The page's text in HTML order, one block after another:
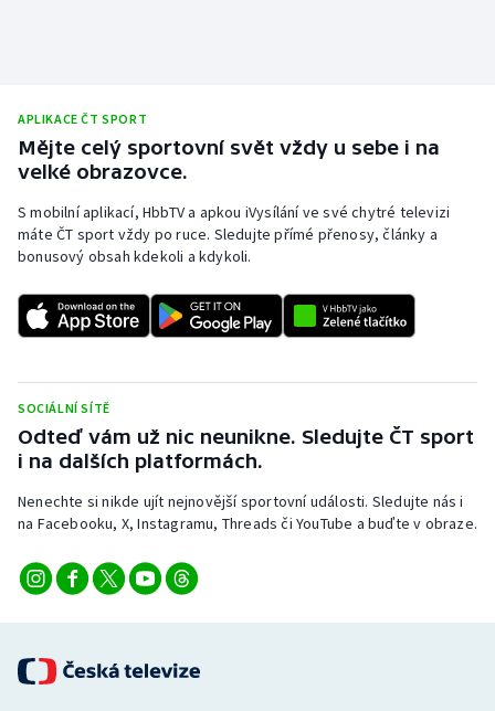
APLIKACE ČT SPORT
Mějte celý sportovní svět vždy u sebe i na
velké obrazovce.
S mobilní aplikací, HbbTV a apkou iVysílání ve své chytré televizi
máte ČT sport vždy po ruce. Sledujte přímé přenosy, články a
bonusový obsah kdekoli a kdykoli.
SOCIÁLNÍ SÍTĚ
Odteď vám už nic neunikne. Sledujte ČT sport
i na dalších platformách.
Nenechte si nikde ujít nejnovější sportovní události. Sledujte nás i
na Facebooku, X, Instagramu, Threads či YouTube a buďte v obraze.